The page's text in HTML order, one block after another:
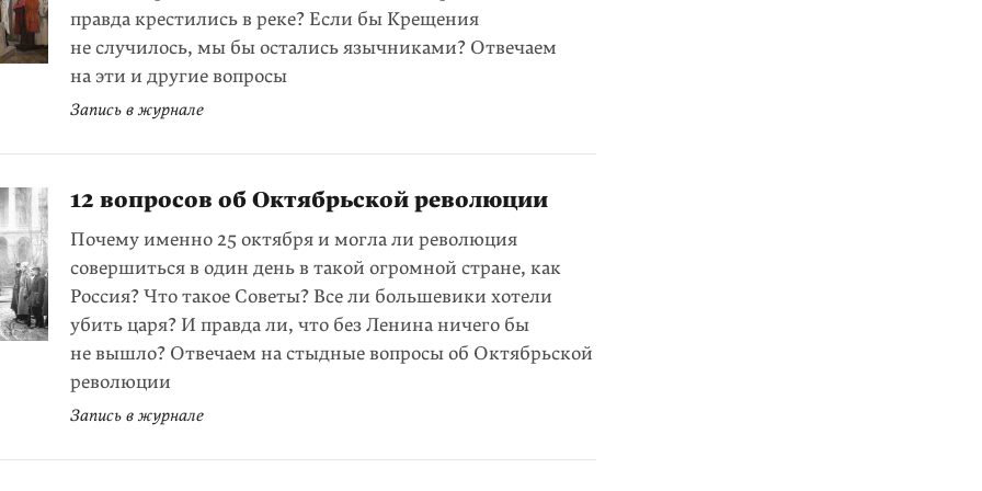
правда крестились в реке? Если бы Крещения
не случилось, мы бы остались язычниками? Отвечаем
на эти и другие вопросы
Запись в журнале
12 вопросов об Октябрьской революции
Почему именно 25 октября и могла ли революция
совершиться в один день в такой огромной стране, как
Россия? Что такое Советы? Все ли большевики хотели
убить царя? И правда ли, что без Ленина ничего бы
не вышло? Отвечаем на стыдные вопросы об Октябрьской
революции
Запись в журнале